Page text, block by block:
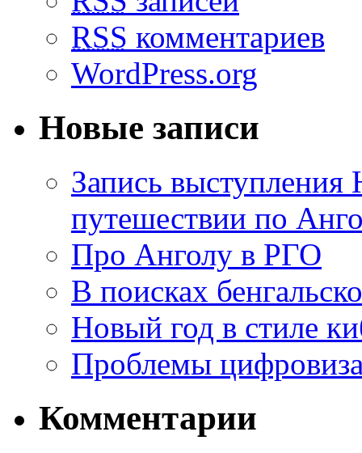
RSS комментариев
WordPress.org
Новые записи
Запись
путешествии по
Про Анголу в РГО
В поисках
Новый год в стиле
Проблемы
Комментарии